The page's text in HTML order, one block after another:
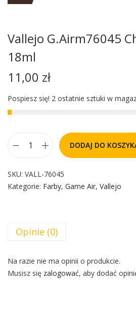
Vallejo G.Airm76045
18ml
11,00 zł
Pospiesz się! 2 ostatnie sztuki w
DODAJ DO
SKU: VALL-76045
Kategorie: Farby, Game Air, Vallejo
Opinie (0)
Na razie nie ma opinii o produkcie.
Musisz się zalogować, aby dodać